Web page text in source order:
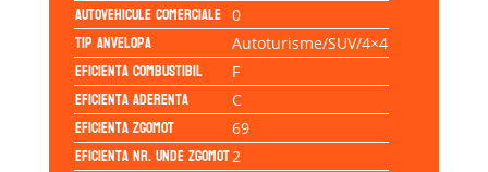
Autovehicule comerciale 0
Tip anvelopa Autoturisme/SUV/4×4
Eficienta Combustibil F
Eficienta Aderenta C
Eficienta Zgomot 69
Eficienta Nr. Unde Zgomot2